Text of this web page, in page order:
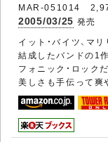
MAR-051014 2,970
2005/03/25 発売
イット・バイツ、マ
結成したバンドの1
フォニック・ロック
美しさも手伝って爽